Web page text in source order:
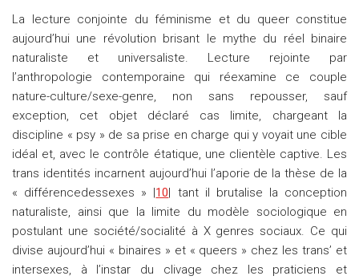
La lecture conjointe du féminisme et du queer constitue
aujourd’hui une révolution brisant le mythe du réel binaire
naturaliste et universaliste. Lecture rejointe par
l’anthropologie contemporaine qui réexamine ce couple
nature-culture/sexe-genre, non sans repousser, sauf
exception, cet objet déclaré cas limite, chargeant la
discipline « psy » de sa prise en charge qui y voyait une cible
idéal et, avec le contrôle étatique, une clientèle captive. Les
trans identités incarnent aujourd’hui l’aporie de la thèse de la
« différencedessexes » |10| tant il brutalise la conception
naturaliste, ainsi que la limite du modèle sociologique en
postulant une société/socialité à X genres sociaux. Ce qui
divise aujourd’hui « binaires » et « queers » chez les trans’ et
intersexes, à l’instar du clivage chez les praticiens et